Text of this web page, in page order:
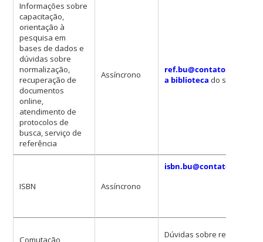
Informações sobre
capacitação,
orientação à
pesquisa em
bases de dados e
dúvidas sobre
normalização,
recuperação de
documentos
online,
atendimento de
protocolos de
busca, serviço de
referência
Assíncrono ref.bu@contato.ufsc.br
a biblioteca do seu
ISBN Assíncrono
isbn.bu@contato.ufsc.br
Comutação
Dúvidas sobre